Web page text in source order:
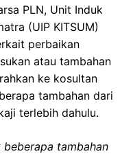
PLN, Unit Induk
(UIP KITSUM)
perbaikan
atau tambahan
ke kosultan
tambahan dari
terlebih dahulu.
beberapa tambahan